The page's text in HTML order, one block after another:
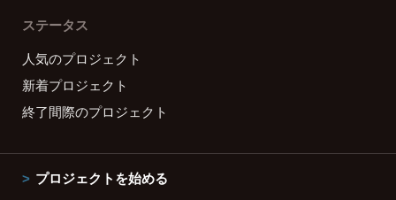
ステータス
人気のプロジェクト
新着プロジェクト
終了間際のプロジェクト
プロジェクトを始める